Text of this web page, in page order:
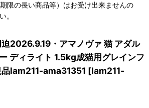
限の長い商品等）はお受け出来ませんの
。
2026.9.19・アマノヴァ 猫 アダル
ディライト 1.5kg成猫用グレインフ
lam211-ama31351 [lam211-